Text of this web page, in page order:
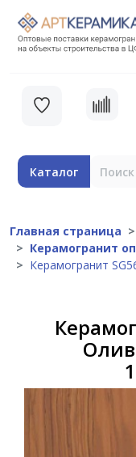
Каталог
Главная страница
Керамогранит
Керамогранит